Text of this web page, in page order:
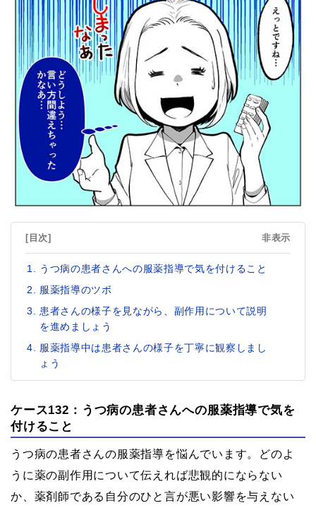
[目次] 非表示
うつ病の患者さんへの服薬指導で気を付けること
服薬指導のツボ
患者さんの様子を見ながら、副作用について説明
を進めましょう
服薬指導中は患者さんの様子を丁寧に観察しまし
ょう
ケース132：うつ病の患者さんへの服薬指導で気を
付けること
うつ病の患者さんの服薬指導を悩んでいます。どのよ
うに薬の副作用について伝えれば悲観的にならない
か、薬剤師である自分のひと言が悪い影響を与えない